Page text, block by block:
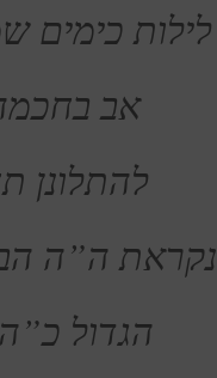
לילות כימים
אב
להתלונן
נקראת ה”ה
הגדול